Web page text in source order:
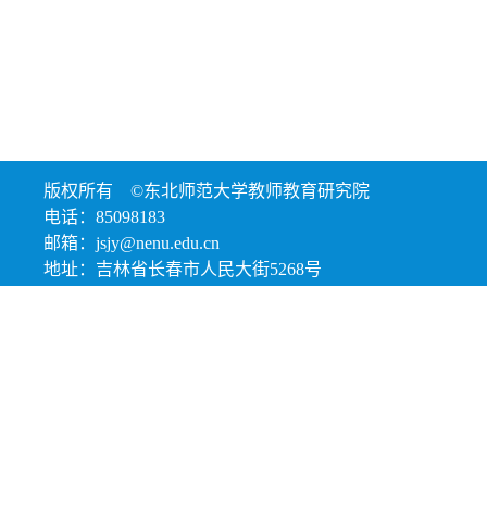
版权所有 ©东北师范大学教师教育研究院
电话：85098183
邮箱：jsjy@nenu.edu.cn
地址：吉林省长春市人民大街5268号